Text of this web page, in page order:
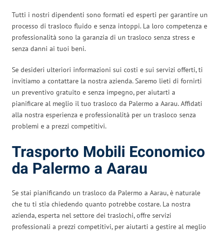
Tutti i nostri dipendenti sono formati ed esperti per garantire un
processo di trasloco fluido e senza intoppi. La loro competenza e
professionalità sono la garanzia di un trasloco senza stress e
senza danni ai tuoi beni.
Se desideri ulteriori informazioni sui costi e sui servizi offerti, ti
invitiamo a contattare la nostra azienda. Saremo lieti di fornirti
un preventivo gratuito e senza impegno, per aiutarti a
pianificare al meglio il tuo trasloco da Palermo a Aarau. Affidati
alla nostra esperienza e professionalità per un trasloco senza
problemi e a prezzi competitivi.
Trasporto Mobili Economico
da Palermo a Aarau
Se stai pianificando un trasloco da Palermo a Aarau, è naturale
che tu ti stia chiedendo quanto potrebbe costare. La nostra
azienda, esperta nel settore dei traslochi, offre servizi
professionali a prezzi competitivi, per aiutarti a gestire al meglio